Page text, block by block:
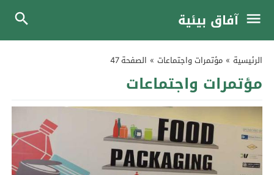
آفاق بيئية
الرئيسية » مؤتمرات واجتماعات » الصفحة 47
مؤتمرات واجتماعات